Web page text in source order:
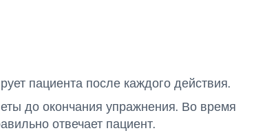
пациента после каждого действия.
до окончания упражнения. Во время
отвечает пациент.